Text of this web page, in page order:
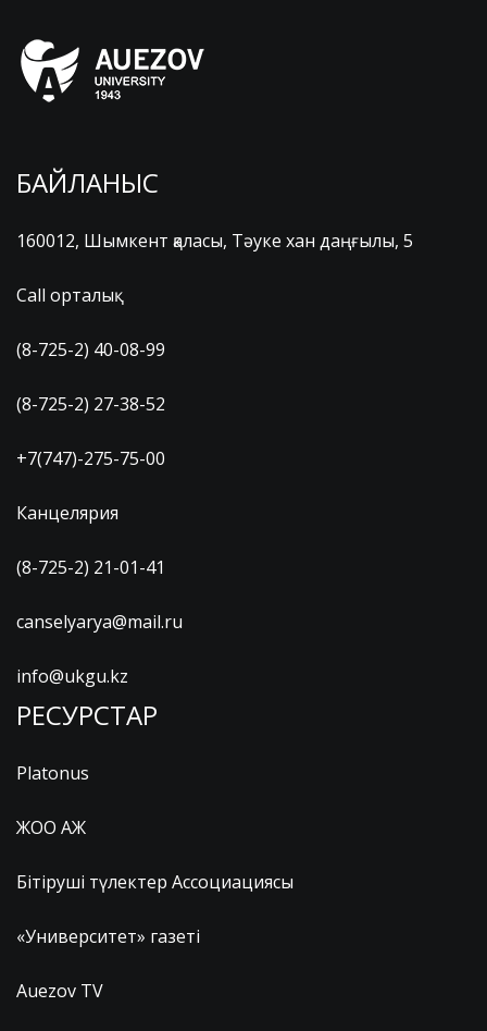
БАЙЛАНЫС
160012, Шымкент қаласы, Тәуке хан даңғылы, 5
Call орталық
(8-725-2) 40-08-99
(8-725-2) 27-38-52
+7(747)-275-75-00
Канцелярия
(8-725-2) 21-01-41
canselyarya@mail.ru
info@ukgu.kz
РЕСУРСТАР
Platonus
ЖОО АЖ
Бітіруші түлектер Ассоциациясы
«Университет» газеті
Auezov TV